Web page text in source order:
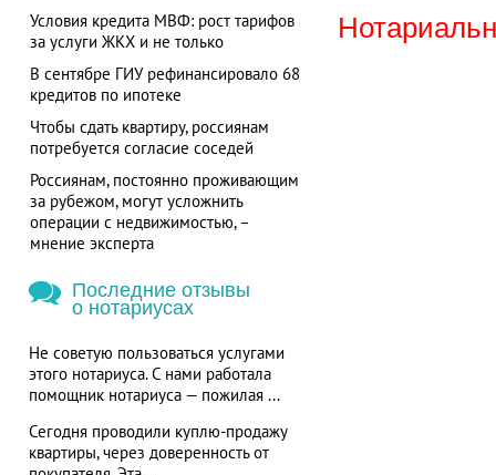
Условия кредита МВФ: рост тарифов
за услуги ЖКХ и не только
В сентябре ГИУ рефинансировало 68
кредитов по ипотеке
Чтобы сдать квартиру, россиянам
потребуется согласие соседей
Россиянам, постоянно проживающим
за рубежом, могут усложнить
операции с недвижимостью, –
мнение эксперта
Последние отзывы
о нотариусах
Не советую пользоваться услугами
этого нотариуса. С нами работала
помощник нотариуса — пожилая ...
Сегодня проводили куплю-продажу
квартиры, через доверенность от